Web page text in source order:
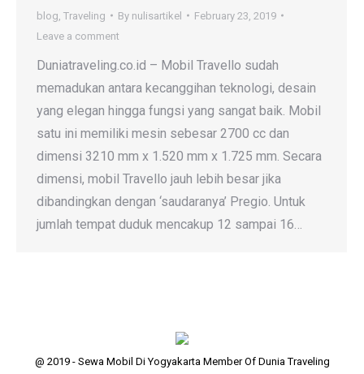
blog Traveling By nulisartikel
February 23, 2019
Leave a comment
Duniatraveling.co.id – Mobil Travello sudah
memadukan antara kecanggihan teknologi, desain
yang elegan hingga fungsi yang sangat baik. Mobil
satu ini memiliki mesin sebesar 2700 cc dan
dimensi 3210 mm x 1.520 mm x 1.725 mm. Secara
dimensi, mobil Travello jauh lebih besar jika
dibandingkan dengan ‘saudaranya’ Pregio. Untuk
jumlah tempat duduk mencakup 12 sampai 16…
@ 2019 - Sewa Mobil Di Yogyakarta Member Of Dunia Traveling